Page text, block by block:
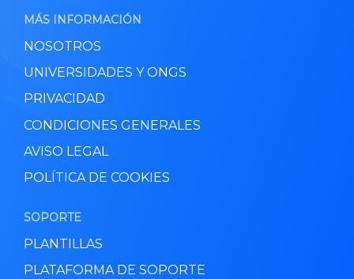
MÁS INFORMACIÓN
NOSOTROS
UNIVERSIDADES Y ONGS
PRIVACIDAD
CONDICIONES GENERALES
AVISO LEGAL
POLÍTICA DE COOKIES
SOPORTE
PLANTILLAS
PLATAFORMA DE SOPORTE